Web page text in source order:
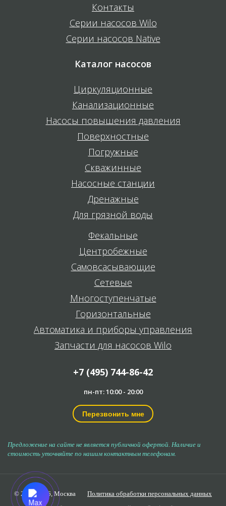
Контакты
Серии насосов Wilo
Серии насосов Native
Каталог насосов
Циркуляционные
Канализационные
Насосы повышения давления
Поверхностные
Погружные
Скважинные
Насосные станции
Дренажные
Для грязной воды
Фекальные
Центробежные
Самовсасывающие
Сетевые
Многоступенчатые
Горизонтальные
Автоматика и приборы управления
Запчасти для насосов Wilo
+7 (495) 744-86-42
пн-пт: 10:00 - 20:00
Перезвонить мне
Предложение на сайте не является публичной офертой. Наличие и
стоимость уточняйте по нашим контактным телефонам.
© 2006-2026,Москва
Политика обработки персональных данных